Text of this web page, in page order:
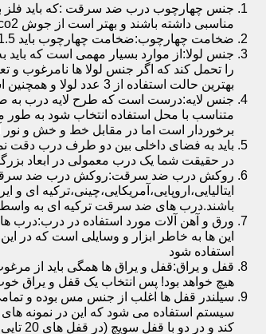
جنس چهارچوب درب ضد سرقت :که باید فلز
مناسبی داشته باشند و بهتر است از جوش co2 برای جوشکاری استفاده شده باشد.
ضخامت چهارچوب:ضخامت چهارچوب باید 1.5 میلی متر باشد و یا بالاتر از آن
جنس لولا:از موارد بسیار مهمی است که باید
را تحمل کند که اگر جنس لولا ها نامرغوب و
بهترین حالت استفاده از 3 عدد لولا و همچنین استفاده از لولای بلبرینگ دار است.
جنس لایه:درست است که طرح لایه درب به
متناسب با محل استفاده انتخاب شود به
برخوردار است اما در مقابل خط و خش و نور
باید به فضای داخلی بین دو طرف درب دقت
در حقیقت شما یک درب معمولی در ابعاد
روکش درب ضد سرقت:روکش درب ضد سرقت
ایتالیایی،اروپایی،آمریکایی،چینی،ترکیه
باشند.درب های ضد سرقت ترکیه ای به
ورق و آهن آلات مورد استفاده در درب:درب
این ها به خاطر ابزار و وسایلی است که در
استفاده شود
قفل و یراق:قفل و یراق ها همگی باید از
هیچ خواهد بود! پس انتخاب یک قفل و
سیلندر قفل ها اغلب از جنس مس بوده و